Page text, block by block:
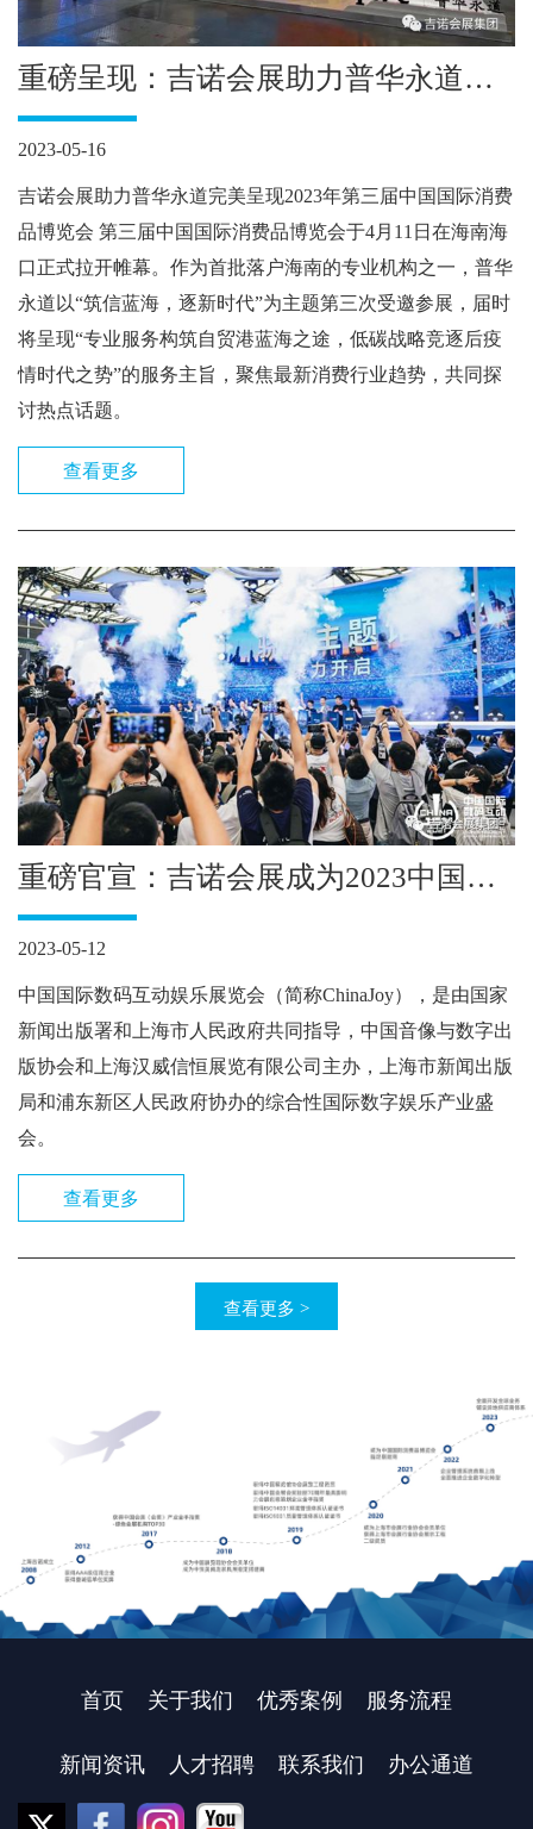
重磅呈现：吉诺会展助力普华永道完
美呈现2023第三届中国国际消费品博
览会
2023-05-16
吉诺会展助力普华永道完美呈现2023年第三届中国国际消费
品博览会 第三届中国国际消费品博览会于4月11日在海南海
口正式拉开帷幕。作为首批落户海南的专业机构之一，普华
永道以“筑信蓝海，逐新时代”为主题第三次受邀参展，届时
将呈现“专业服务构筑自贸港蓝海之途，低碳战略竞逐后疫
情时代之势”的服务主旨，聚焦最新消费行业趋势，共同探
讨热点话题。
查看更多
重磅官宣：吉诺会展成为2023中国国
际数码互动娱乐展览会ChinaJoy官方
指定搭建商
2023-05-12
中国国际数码互动娱乐展览会（简称ChinaJoy），是由国家
新闻出版署和上海市人民政府共同指导，中国音像与数字出
版协会和上海汉威信恒展览有限公司主办，上海市新闻出版
局和浦东新区人民政府协办的综合性国际数字娱乐产业盛
会。
查看更多
查看更多 >
首页 关于我们 优秀案例 服务流程
新闻资讯 人才招聘 联系我们 办公通道